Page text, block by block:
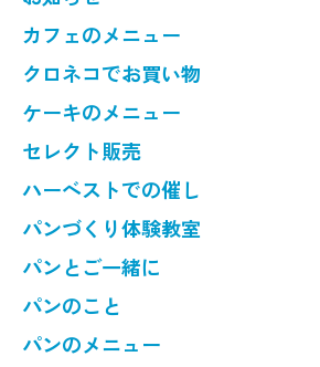
カフェのメニュー
クロネコでお買い物
ケーキのメニュー
セレクト販売
ハーベストでの催し
パンづくり体験教室
パンとご一緒に
パンのこと
パンのメニュー